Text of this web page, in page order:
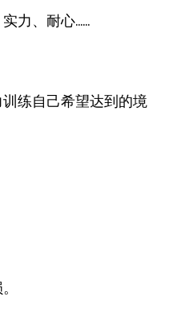
力、耐心……
练自己希望达到的境